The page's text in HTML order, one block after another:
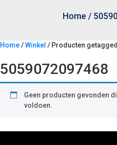
Home /
Home/Winkel / Producten
5059072097468
Geen producten gevonden
voldoen.